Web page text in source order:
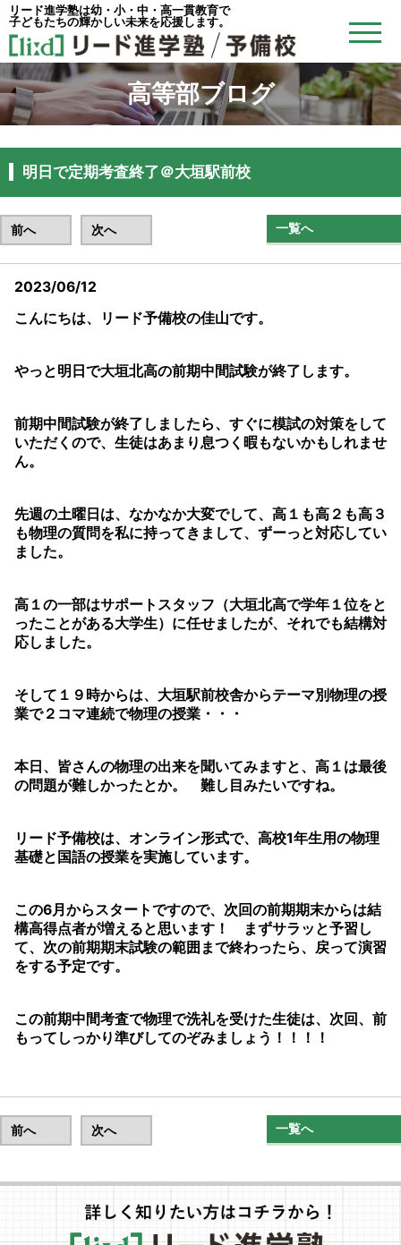
リード進学塾は幼・小・中・高一貫教育で
子どもたちの輝かしい未来を応援します。
高等部ブログ
明日で定期考査終了＠大垣駅前校
前へ 次へ 一覧へ
2023/06/12
こんにちは、リード予備校の佳山です。
やっと明日で大垣北高の前期中間試験が終了します。
前期中間試験が終了しましたら、すぐに模試の対策をして
いただくので、生徒はあまり息つく暇もないかもしれませ
ん。
先週の土曜日は、なかなか大変でして、高１も高２も高３
も物理の質問を私に持ってきまして、ずーっと対応してい
ました。
高１の一部はサポートスタッフ（大垣北高で学年１位をと
ったことがある大学生）に任せましたが、それでも結構対
応しました。
そして１９時からは、大垣駅前校舎からテーマ別物理の授
業で２コマ連続で物理の授業・・・
本日、皆さんの物理の出来を聞いてみますと、高１は最後
の問題が難しかったとか。 難し目みたいですね。
リード予備校は、オンライン形式で、高校1年生用の物理
基礎と国語の授業を実施しています。
この6月からスタートですので、次回の前期期末からは結
構高得点者が増えると思います！ まずサラッと予習し
て、次の前期期末試験の範囲まで終わったら、戻って演習
をする予定です。
この前期中間考査で物理で洗礼を受けた生徒は、次回、前
もってしっかり準びしてのぞみましょう！！！！
前へ 次へ 一覧へ